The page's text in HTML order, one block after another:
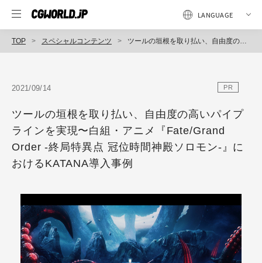
TOP スペシャルコンテンツ ツールの垣根を取り払い、自由度の高いパイプラインを実現〜白組・アニメ『Fate/Grand Order -終局特異点 冠位時間神殿ソロモン-』におけるKATANA導入事例
2021/09/14 PR
ツールの垣根を取り払い、自由度の高いパイプ
ラインを実現〜白組・アニメ『Fate/Grand
Order -終局特異点 冠位時間神殿ソロモン-』に
おけるKATANA導入事例